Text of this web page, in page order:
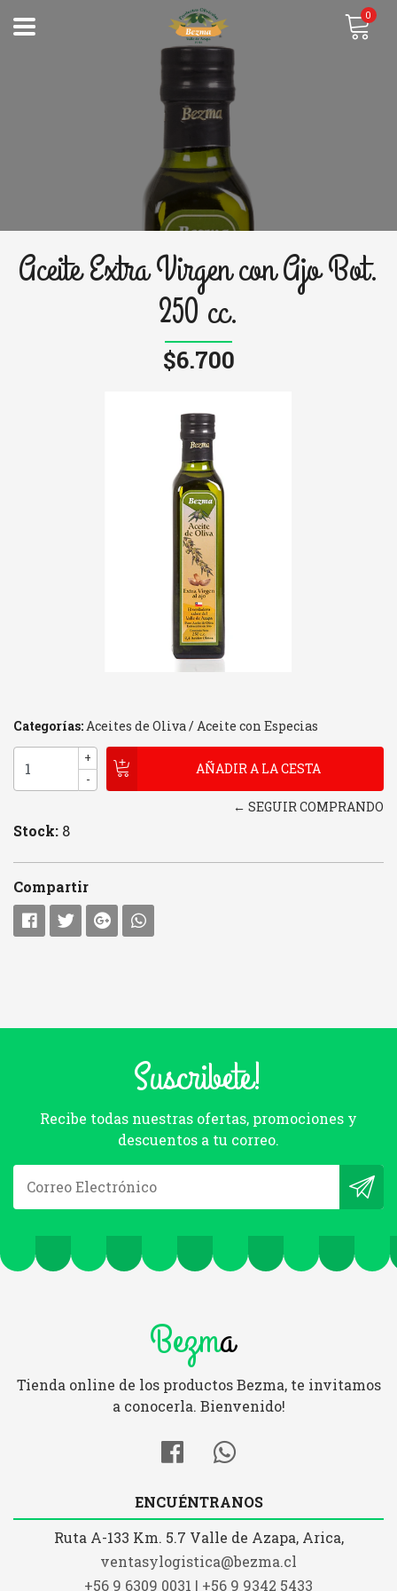
0
Aceite Extra Virgen con Ajo Bot.
250 cc.
$6.700
Categorías:Aceites de Oliva/Aceite con Especias
+
-
← SEGUIR COMPRANDO
Stock: 8
Compartir
Suscribete!
Recibe todas nuestras ofertas, promociones y
descuentos a tu correo.
Bezma
Tienda online de los productos Bezma, te invitamos
a conocerla. Bienvenido!
ENCUÉNTRANOS
Ruta A-133 Km. 5.7 Valle de Azapa, Arica,
ventasylogistica@bezma.cl
+56 9 6309 0031 | +56 9 9342 5433